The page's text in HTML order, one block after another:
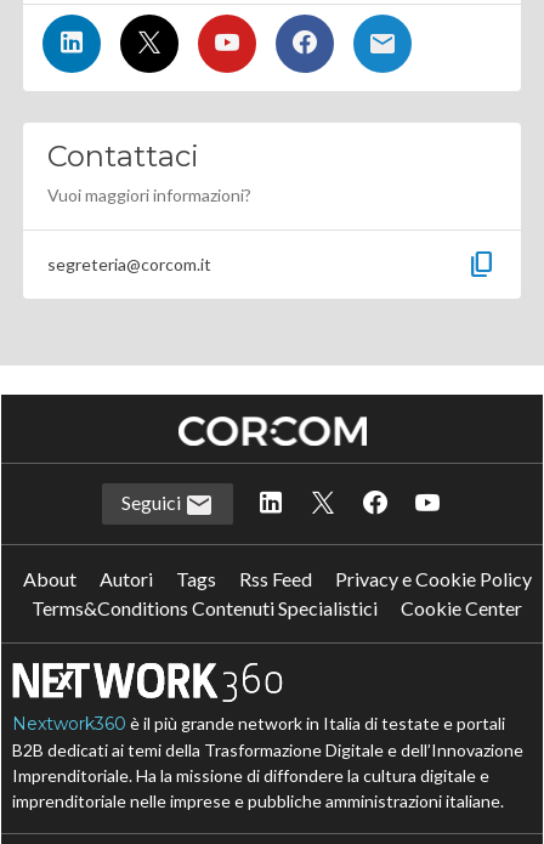
Contattaci
Vuoi maggiori informazioni?
segreteria@corcom.it content_copy
Seguici
About Autori Tags Rss Feed
Privacy e Cookie Policy
Terms&Conditions Contenuti Specialistici
Cookie Center
Nextwork360 è il più grande network in Italia di testate e portali
B2B dedicati ai temi della Trasformazione Digitale e dell’Innovazione
Imprenditoriale. Ha la missione di diffondere la cultura digitale e
imprenditoriale nelle imprese e pubbliche amministrazioni italiane.